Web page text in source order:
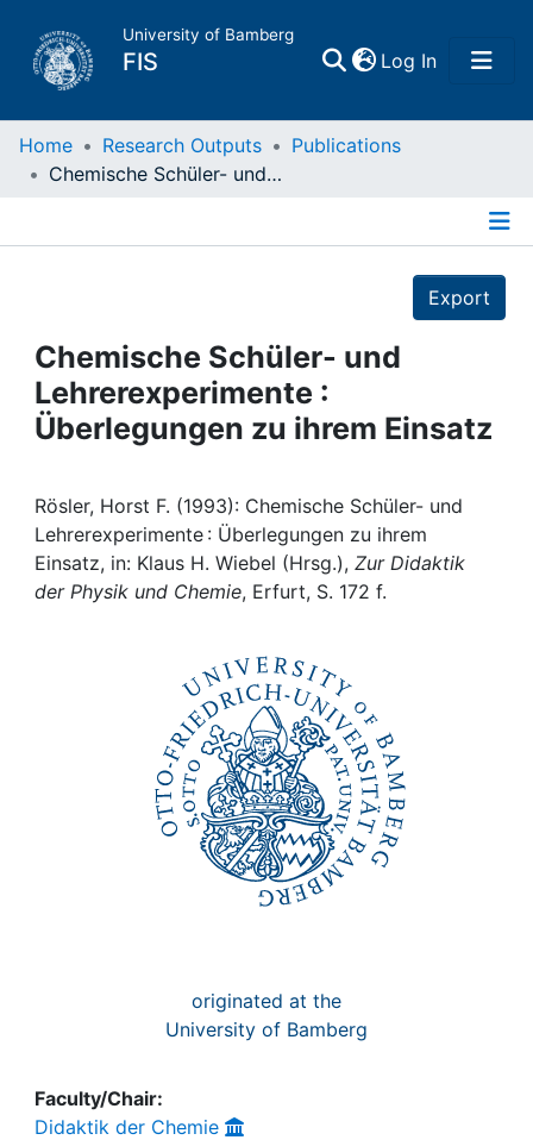
University of Bamberg
FIS Log In(current)
Home
Projects
People
Awards
My FIS
Home Research Outputs
Publications
Chemische Schüler- und Lehrerexperimente : Überlegungen zu ihrem Einsatz
Export
Chemische Schüler- und
Lehrerexperimente :
Überlegungen zu ihrem Einsatz
Rösler, Horst F. (1993): Chemische Schüler- und
Lehrerexperimente : Überlegungen zu ihrem
Einsatz, in: Klaus H. Wiebel (Hrsg.), Zur Didaktik
der Physik und Chemie, Erfurt, S. 172 f.
originated at the
University of Bamberg
Faculty/Chair:
Didaktik der Chemie